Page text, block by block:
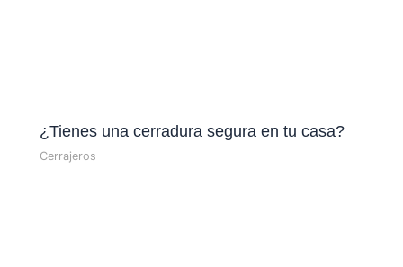
¿Tienes una cerradura segura en tu casa?
Cerrajeros